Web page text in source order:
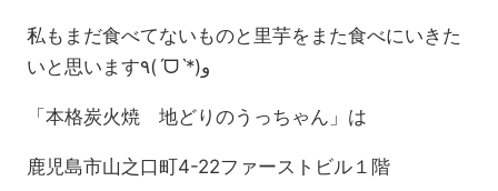
私もまだ食べてないものと里芋をまた食べにいきた
いと思います٩(ˊᗜˋ*)و
「本格炭火焼 地どりのうっちゃん」は
鹿児島市山之口町4-22ファーストビル１階